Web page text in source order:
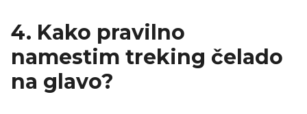
4. Kako pravilno
namestim treking čelado
na glavo?